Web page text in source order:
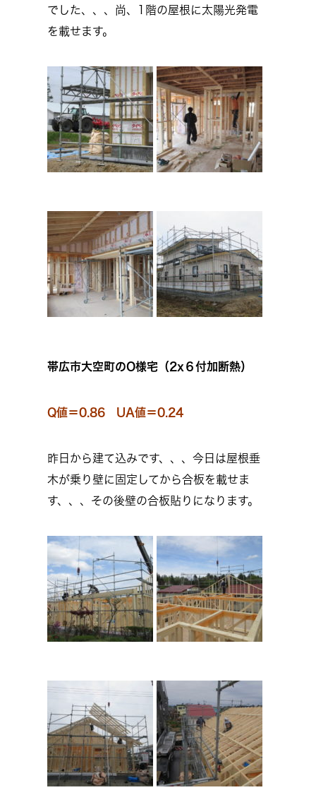
でした、、、尚、1階の屋根に太陽光発電
を載せます。
帯広市大空町のO様宅（2x６付加断熱）
Q値＝0.86 UA値＝0.24
昨日から建て込みです、、、今日は屋根垂
木が乗り壁に固定してから合板を載せま
す、、、その後壁の合板貼りになります。